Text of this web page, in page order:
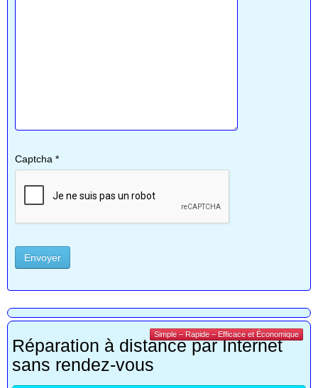
Captcha *
Envoyer
Simple – Rapide – Efficace et Économique
Réparation à distance par Internet
sans rendez-vous